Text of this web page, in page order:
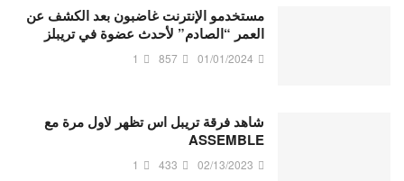
مستخدمو الإنترنت غاضبون بعد الكشف عن
العمر “الصادم” لأحدث عضوة في تريبلز
01/01/2024
857
1
شاهد فرقة تريبل اس تظهر لاول مرة مع
ASSEMBLE
02/13/2023
433
1